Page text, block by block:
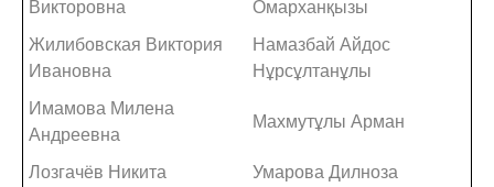
Викторовна
Омарханқызы
Жилибовская Виктория
Ивановна
Намазбай Айдос
Нұрсұлтанұлы
Имамова Милена
Андреевна
Махмутұлы Арман
Лозгачёв Никита
Умарова Дилноза